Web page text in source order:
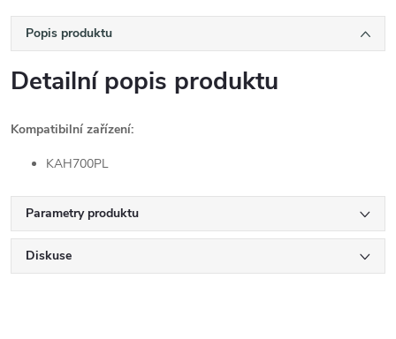
Popis produktu
Detailní popis produktu
Kompatibilní zařízení:
KAH700PL
Parametry produktu
Diskuse